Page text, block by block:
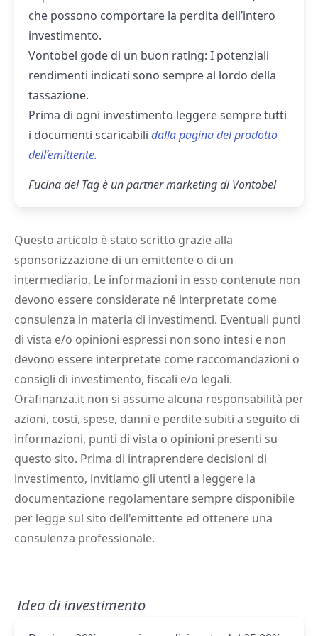
che possono comportare la perdita dell’intero
investimento.
Vontobel gode di un buon rating: I potenziali
rendimenti indicati sono sempre al lordo della
tassazione.
Prima di ogni investimento leggere sempre tutti
i documenti scaricabili dalla pagina del prodotto
dell’emittente.
Fucina del Tag è un partner marketing di Vontobel
Questo articolo è stato scritto grazie alla
sponsorizzazione di un emittente o di un
intermediario. Le informazioni in esso contenute non
devono essere considerate né interpretate come
consulenza in materia di investimenti. Eventuali punti
di vista e/o opinioni espressi non sono intesi e non
devono essere interpretate come raccomandazioni o
consigli di investimento, fiscali e/o legali.
Orafinanza.it non si assume alcuna responsabilità per
azioni, costi, spese, danni e perdite subiti a seguito di
informazioni, punti di vista o opinioni presenti su
questo sito. Prima di intraprendere decisioni di
investimento, invitiamo gli utenti a leggere la
documentazione regolamentare sempre disponibile
per legge sul sito dell'emittente ed ottenere una
consulenza professionale.
Idea di investimento